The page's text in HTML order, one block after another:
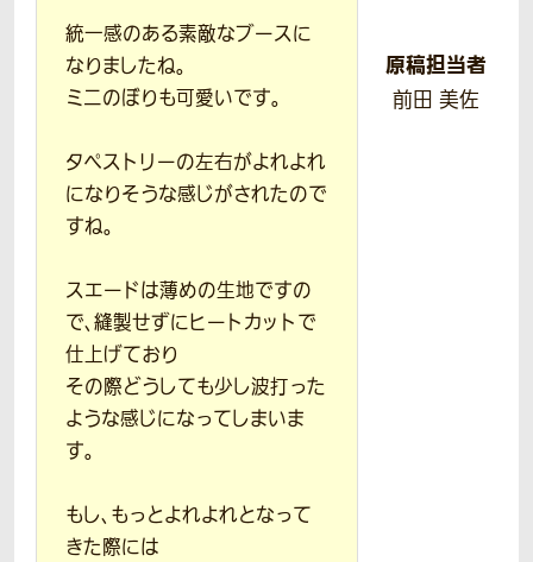
統一感のある素敵なブースに
なりましたね。
ミニのぼりも可愛いです。
タペストリーの左右がよれよれ
になりそうな感じがされたので
すね。
スエードは薄めの生地ですの
で、縫製せずにヒートカットで
仕上げており
その際どうしても少し波打った
ような感じになってしまいま
す。
もし、もっとよれよれとなって
きた際には
原稿担当者
前田 美佐